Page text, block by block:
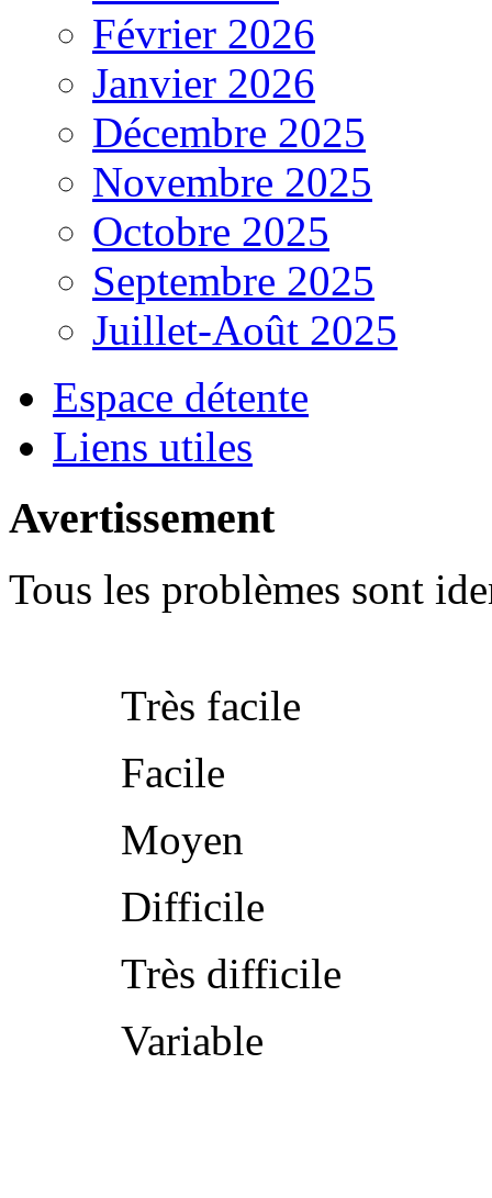
Février 2026
Janvier 2026
Décembre 2025
Novembre 2025
Octobre 2025
Septembre 2025
Juillet-Août 2025
Espace détente
Liens utiles
Avertissement
Tous les problèmes sont
Très facile
Facile
Moyen
Difficile
Très difficile
Variable